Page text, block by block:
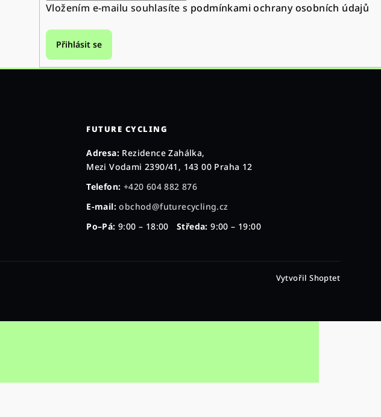
Vložením e-mailu souhlasíte s podmínkami ochrany osobních údajů
Přihlásit se
FUTURE CYCLING
Adresa: Rezidence Zahálka,
Mezi Vodami 2390/41, 143 00 Praha 12
Telefon: +420 604 882 876
E-mail: obchod@futurecycling.cz
Po–Pá: 9:00 – 18:00Středa: 9:00 – 19:00
Vytvořil Shoptet